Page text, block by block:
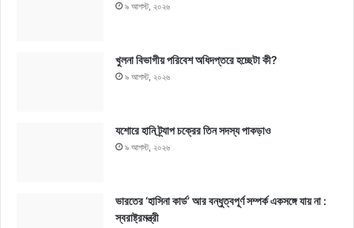
৯ আগস্ট, ২০২৬
খুলনা বিভাগীয় পরিবেশ অধিদপ্তরে হচ্ছেটা কী?
৯ আগস্ট, ২০২৬
যশোরে হানি ট্র্যাপ চক্রের তিন সদস্য পাকড়াও
৯ আগস্ট, ২০২৬
ভারতের ‘হাসিনা কার্ড’ আর বন্ধুত্বপূর্ণ সম্পর্ক একসঙ্গে যায় না :
স্বরাষ্ট্রমন্ত্রী